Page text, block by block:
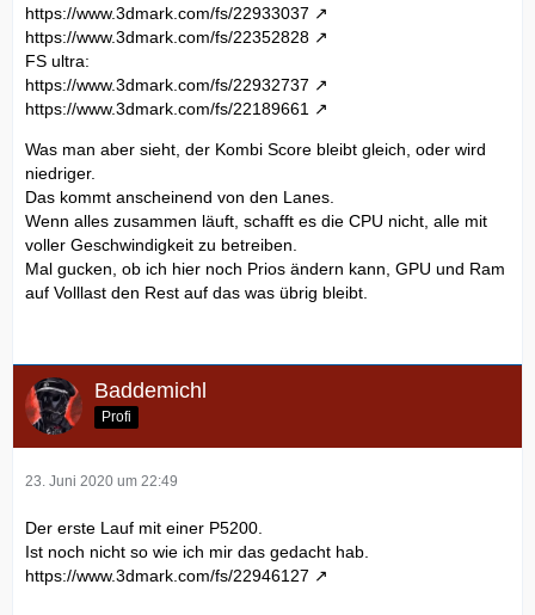
https://www.3dmark.com/fs/22933037
https://www.3dmark.com/fs/22352828
FS ultra:
https://www.3dmark.com/fs/22932737
https://www.3dmark.com/fs/22189661
Was man aber sieht, der Kombi Score bleibt gleich, oder wird
niedriger.
Das kommt anscheinend von den Lanes.
Wenn alles zusammen läuft, schafft es die CPU nicht, alle mit
voller Geschwindigkeit zu betreiben.
Mal gucken, ob ich hier noch Prios ändern kann, GPU und Ram
auf Volllast den Rest auf das was übrig bleibt.
Baddemichl
Profi
23. Juni 2020 um 22:49
Der erste Lauf mit einer P5200.
Ist noch nicht so wie ich mir das gedacht hab.
https://www.3dmark.com/fs/22946127